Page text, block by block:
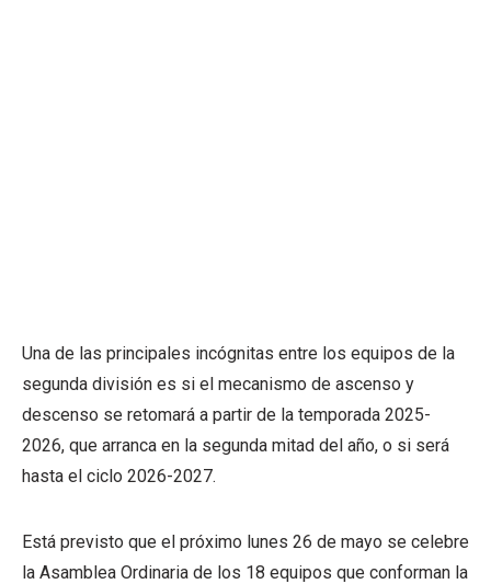
Una de las principales incógnitas entre los equipos de la
segunda división es si el mecanismo de ascenso y
descenso se retomará a partir de la temporada 2025-
2026, que arranca en la segunda mitad del año, o si será
hasta el ciclo 2026-2027.
Está previsto que el próximo lunes 26 de mayo se celebre
la Asamblea Ordinaria de los 18 equipos que conforman la